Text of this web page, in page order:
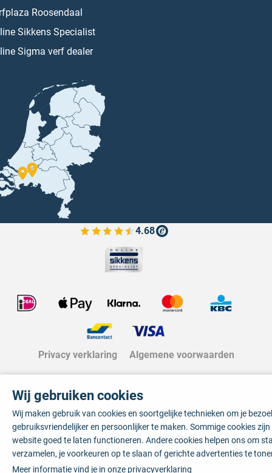
Roosendaal
Sikkens Specialist
Sigma verf dealer
4.68
Bekijk de verfplaza beoordelingen
Privacy verklaring Algemene voorwaarden
Wij gebruiken cookies
Wij maken gebruik van cookies en soortgelijke technieken om je
gebruiksvriendelijker en persoonlijker te maken. Sommige cookies
website goed te laten functioneren. Andere cookies helpen ons om
verzamelen, je voorkeuren op te slaan of gerichte advertenties te
Meer informatie vind je in onze privacyverklaring